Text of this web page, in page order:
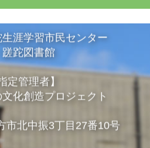
涯学習市民センター
蹉跎図書館
定管理者】
化創造プロジェクト
市北中振3丁目27番10号